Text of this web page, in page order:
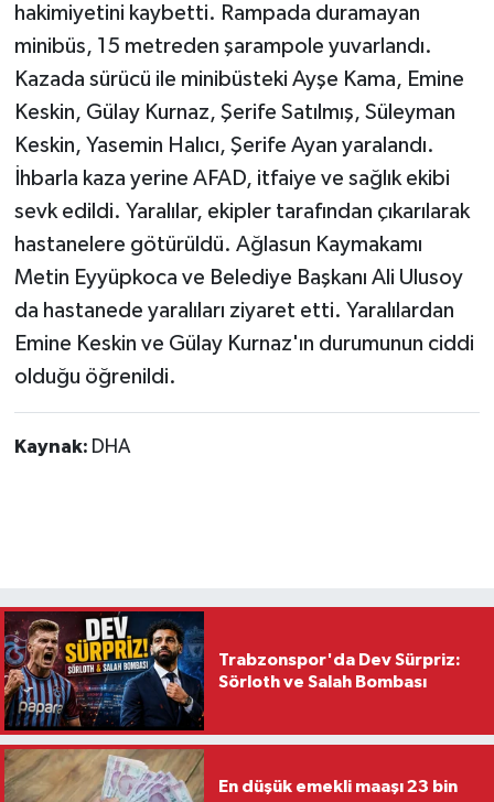
hakimiyetini kaybetti. Rampada duramayan
minibüs, 15 metreden şarampole yuvarlandı.
Kazada sürücü ile minibüsteki Ayşe Kama, Emine
Keskin, Gülay Kurnaz, Şerife Satılmış, Süleyman
Keskin, Yasemin Halıcı, Şerife Ayan yaralandı.
İhbarla kaza yerine AFAD, itfaiye ve sağlık ekibi
sevk edildi. Yaralılar, ekipler tarafından çıkarılarak
hastanelere götürüldü. Ağlasun Kaymakamı
Metin Eyyüpkoca ve Belediye Başkanı Ali Ulusoy
da hastanede yaralıları ziyaret etti. Yaralılardan
Emine Keskin ve Gülay Kurnaz'ın durumunun ciddi
olduğu öğrenildi.
Kaynak: DHA
Trabzonspor'da Dev Sürpriz:
Sörloth ve Salah Bombası
En düşük emekli maaşı 23 bin